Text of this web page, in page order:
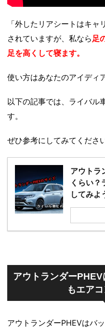
「外したリアシートはキ
されていますが、私なら足
足を高くして寝ます。
使い方はあなたのアイディ
以下の記事では、ライバル
す。
ぜひ参考にしてみてください
アウトラ
くらい？
してみよ
アウトランダー
もエア
アウトランダーPHEVはバ